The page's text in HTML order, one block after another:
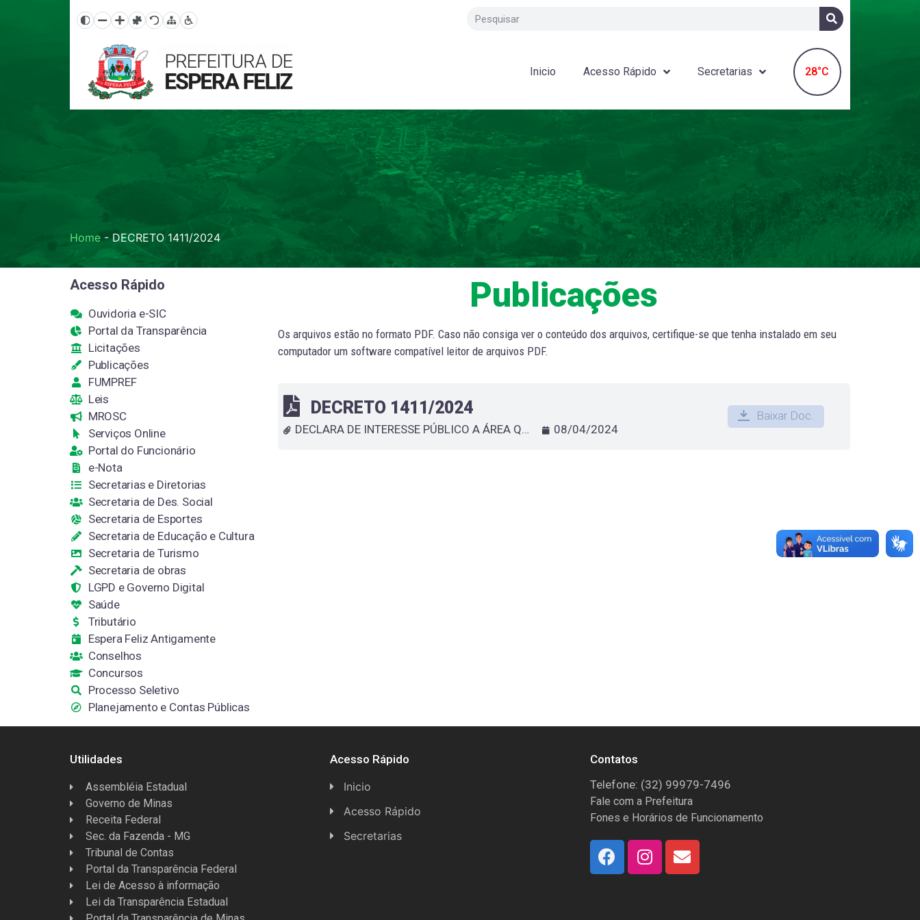
Inicio Acesso Rápido Secretarias 28°C
Home -DECRETO 1411/2024
Acesso Rápido
Ouvidoria e-SIC
Portal da Transparência
Licitações
Publicações
FUMPREF
Leis
MROSC
Serviços Online
Portal do Funcionário
e-Nota
Secretarias e Diretorias
Secretaria de Des. Social
Secretaria de Esportes
Secretaria de Educação e Cultura
Secretaria de Turismo
Secretaria de obras
LGPD e Governo Digital
Saúde
Tributário
Espera Feliz Antigamente
Conselhos
Concursos
Processo Seletivo
Planejamento e Contas Públicas
Publicações
Os arquivos estão no formato PDF. Caso não consiga ver o conteúdo dos arquivos, certifique-se que tenha instalado em seu
computador um software compatível leitor de arquivos PDF.
DECRETO 1411/2024
DECLARA DE INTERESSE PÚBLICO A ÁREA QUE ESPECIFICA E DÁ OUTRAS PROVIDÊNCIAS 08/04/2024
Baixar Doc.
Utilidades
Assembléia Estadual
Governo de Minas
Receita Federal
Sec. da Fazenda - MG
Tribunal de Contas
Portal da Transparência Federal
Lei de Acesso à informação
Lei da Transparência Estadual
Acesso Rápido
Inicio
Acesso Rápido
Concursos
Secretarias
Contatos
Telefone: (32) 99979-7496
Fale com a Prefeitura
Fones e Horários de Funcionamento